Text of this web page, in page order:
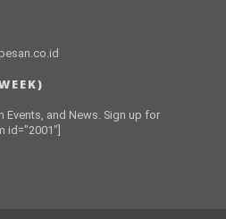
Events, and News. Sign up for
id="2001"]